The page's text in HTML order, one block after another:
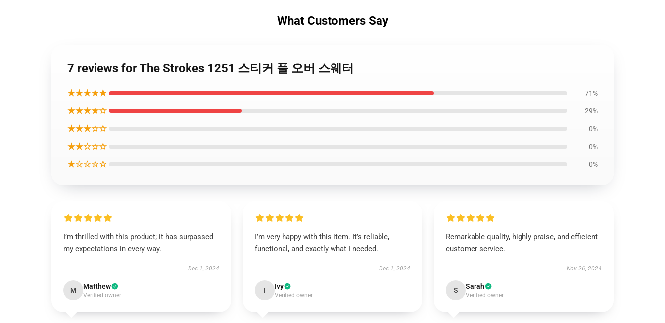
What Customers Say
7 reviews for The Strokes 1251 스티커 풀 오버 스웨터
★★★★★ 71%
★★★★☆ 29%
★★★☆☆ 0%
★★☆☆☆ 0%
★☆☆☆☆ 0%
I’m thrilled with this product; it has surpassed
my expectations in every way.
Dec 1, 2024
M Matthew
Verified owner
I’m very happy with this item. It’s reliable,
functional, and exactly what I needed.
Dec 1, 2024
I Ivy
Verified owner
Remarkable quality, highly praise, and efficient
customer service.
Nov 26, 2024
S Sarah
Verified owner